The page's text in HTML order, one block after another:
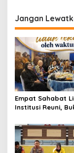
Jangan
Empat Sahabat
Institusi Reuni,
Sejak Mengabdi